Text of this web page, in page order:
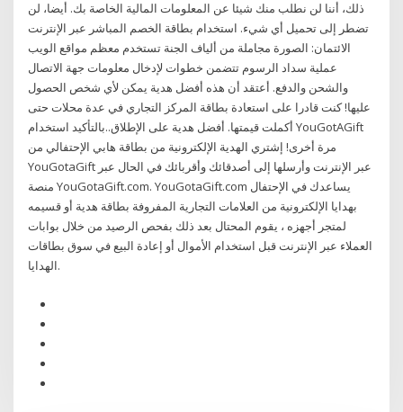
ذلك، أننا لن نطلب منك شيئا عن المعلومات المالية الخاصة بك. أيضا، لن
تضطر إلى تحميل أي شيء. استخدام بطاقة الخصم المباشر عبر الإنترنت
الائتمان: الصورة مجاملة من ألياف الجنة تستخدم معظم مواقع الويب
عملية سداد الرسوم تتضمن خطوات لإدخال معلومات جهة الاتصال
والشحن والدفع. أعتقد أن هذه أفضل هدية يمكن لأي شخص الحصول
عليها! كنت قادرا على استعادة بطاقة المركز التجاري في عدة محلات حتى
أكملت قيمتها. أفضل هدية على الإطلاق..بالتأكيد استخدام YouGotAGift
مرة أخرى! إشتري الهدية الإلكترونية من بطاقة هابي الإحتفالي من
YouGotaGift‎ عبر الإنترنت وأرسلها إلى أصدقائك وأقربائك في الحال عبر
منصة YouGotaGift.com. YouGotaGift.com يساعدك في الإحتفال
بهدايا الإلكترونية من العلامات التجارية المفروفة بطاقة هدية أو قسيمه
لمتجر أجهزه ، يقوم المحتال بعد ذلك بفحص الرصيد من خلال بوابات
العملاء عبر الإنترنت قبل استخدام الأموال أو إعادة البيع في سوق بطاقات
الهدايا.